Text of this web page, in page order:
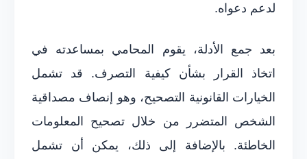
لدعم دعواه.
بعد جمع الأدلة، يقوم المحامي بمساعدته في
اتخاذ القرار بشأن كيفية التصرف. قد تشمل
الخيارات القانونية التصحيح، وهو إنصاف مصداقية
الشخص المتضرر من خلال تصحيح المعلومات
الخاطئة. بالإضافة إلى ذلك، يمكن أن تشمل